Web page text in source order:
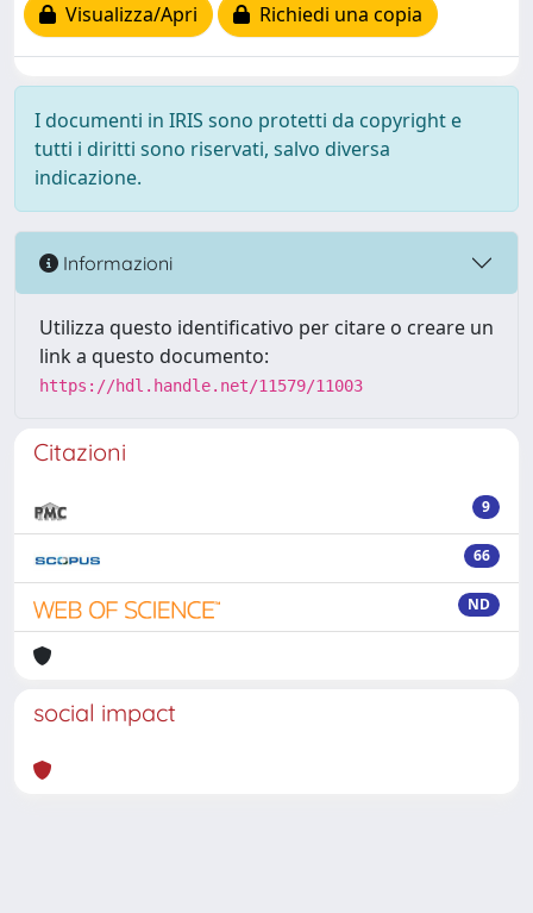
Visualizza/Apri
Richiedi una copia
I documenti in IRIS sono protetti da copyright e
tutti i diritti sono riservati, salvo diversa
indicazione.
Informazioni
Utilizza questo identificativo per citare o creare un
link a questo documento:
https://hdl.handle.net/11579/11003
Citazioni
9
66
ND
social impact